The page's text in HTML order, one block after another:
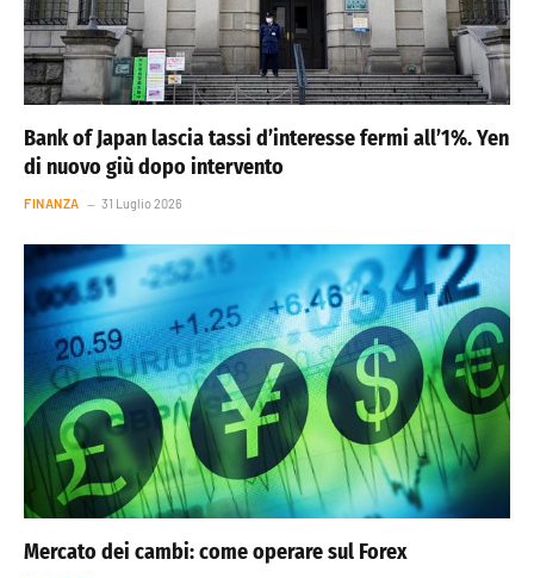
Bank of Japan lascia tassi d’interesse fermi all’1%. Yen
di nuovo giù dopo intervento
FINANZA 31 Luglio 2026
Mercato dei cambi: come operare sul Forex